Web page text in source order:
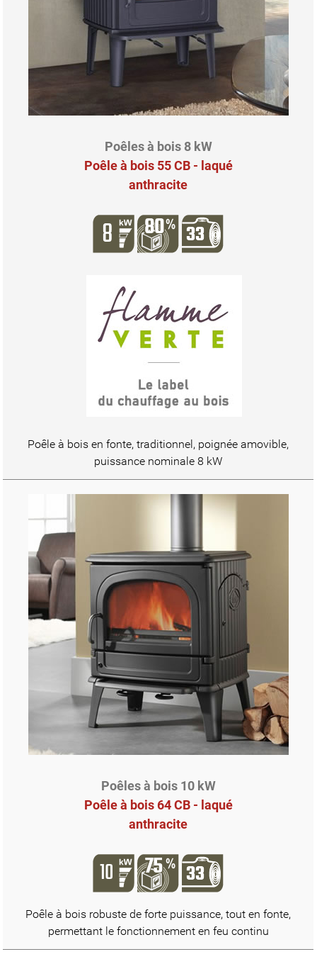
Poêles à bois 8 kW
Poêle à bois 55 CB - laqué
anthracite
Poêle à bois en fonte, traditionnel, poignée amovible,
puissance nominale 8 kW
Poêles à bois 10 kW
Poêle à bois 64 CB - laqué
anthracite
Poêle à bois robuste de forte puissance, tout en fonte,
permettant le fonctionnement en feu continu